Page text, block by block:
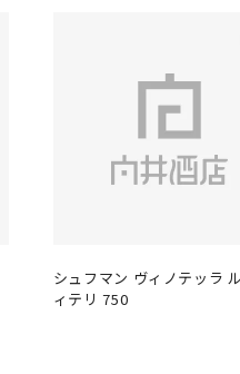
シュフマン ヴィノテッラ
ィテリ 750